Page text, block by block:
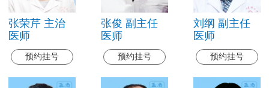
张荣芹 主治
医师
预约挂号
张俊 副主任
医师
预约挂号
刘纲 副主任
医师
预约挂号